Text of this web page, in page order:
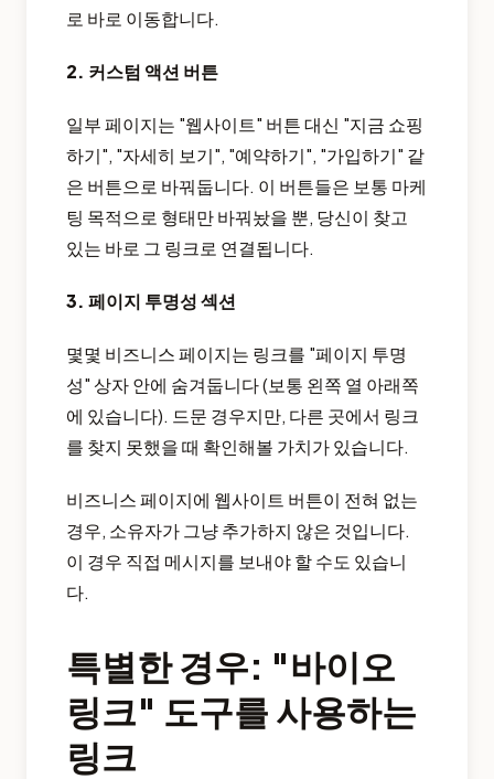
로 바로 이동합니다.
2. 커스텀 액션 버튼
일부 페이지는 "웹사이트" 버튼 대신 "지금 쇼핑
하기", "자세히 보기", "예약하기", "가입하기" 같
은 버튼으로 바꿔둡니다. 이 버튼들은 보통 마케
팅 목적으로 형태만 바꿔놨을 뿐, 당신이 찾고
있는 바로 그 링크로 연결됩니다.
3. 페이지 투명성 섹션
몇몇 비즈니스 페이지는 링크를 "페이지 투명
성" 상자 안에 숨겨둡니다 (보통 왼쪽 열 아래쪽
에 있습니다). 드문 경우지만, 다른 곳에서 링크
를 찾지 못했을 때 확인해볼 가치가 있습니다.
비즈니스 페이지에 웹사이트 버튼이 전혀 없는
경우, 소유자가 그냥 추가하지 않은 것입니다.
이 경우 직접 메시지를 보내야 할 수도 있습니
다.
특별한 경우: "바이오
링크" 도구를 사용하는
링크